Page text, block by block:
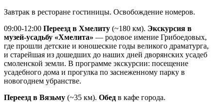
Завтрак в ресторане гостиницы. Освобождение номеров.
09:00-12:00 Переезд в Хмелиту (~180 км). Экскурсия в
музей-усадьбу «Хмелита» — родовое имение Грибоедовых,
где прошли детские и юношеские годы великого драматурга,
и старейшая из дошедших до наших дней дворянских усадеб
смоленской земли. В программе экскурсии: посещение
усадебного дома и прогулка по заснеженному парку в
новогоднем убранстве.
Переезд в Вязьму (~35 км). Обед в кафе города.